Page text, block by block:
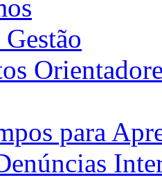
para